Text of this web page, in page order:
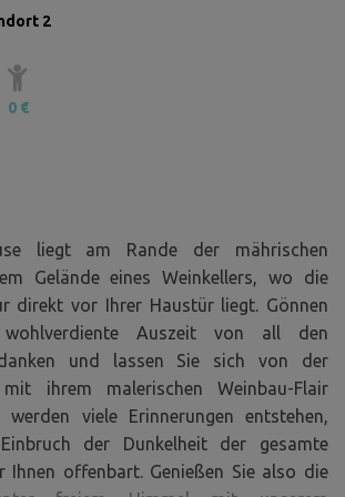
2
0 €
liegt am Rande der mährischen
Gelände eines Weinkellers, wo die
direkt vor Ihrer Haustür liegt. Gönnen
Auszeit von all den
und lassen Sie sich von der
ihrem malerischen Weinbau-Flair
werden viele Erinnerungen entstehen,
der Dunkelheit der gesamte
Ihnen offenbart. Genießen Sie also die